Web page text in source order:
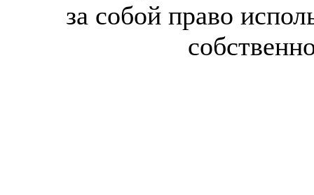
за собой право